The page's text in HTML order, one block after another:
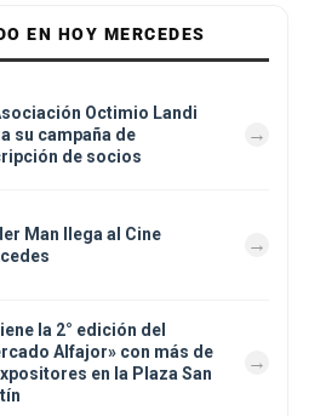
EN HOY MERCEDES
Octimio Landi
su campaña de
de socios
Man llega al Cine
la 2° edición del
Alfajor» con más de
en la Plaza San